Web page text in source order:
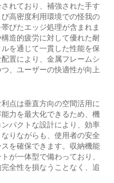
れており、補強された手す
高密度利用環境での怪我の
びたエッジ処理が含まれま
造的疲労に対して優れた耐
を通じて一貫した性能を保
置により、金属フレームシ
、ユーザーの快適性が向上
点は垂直方向の空間活用に
力を最大化できるため、機
パクトな設計により、効率
りながらも、使用者の安全
を確保できます。収納機能
が一体型で備わっており、
全性を損なうことなく、追